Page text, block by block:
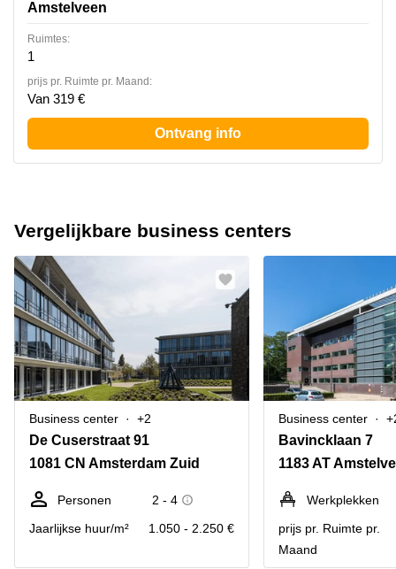
Amstelveen
Ruimtes:
1
prijs pr. Ruimte pr. Maand:
Van 319 €
Ontvang info
Vergelijkbare business centers
Business center +2
De Cuserstraat 91
1081 CN Amsterdam Zuid
Personen
2 - 4
Jaarlijkse huur/m²
1.050 - 2.250 €
Business center
Bavincklaan 7
1183 AT
Werkplekken
prijs pr. Ruimte pr.
Maand